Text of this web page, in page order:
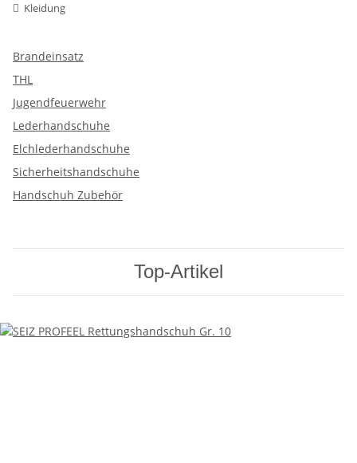
Kleidung
Brandeinsatz
THL
Jugendfeuerwehr
Lederhandschuhe
Elchlederhandschuhe
Sicherheitshandschuhe
Handschuh Zubehör
Top-Artikel